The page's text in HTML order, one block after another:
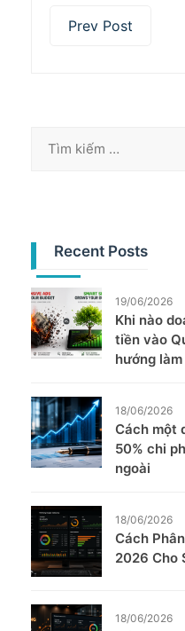
Prev Post
Recent Posts
19/06/2026
Khi nào
tiền vào
hướng
18/06/2026
Cách một
50% chi
ngoài
18/06/2026
Cách
2026 Cho
18/06/2026